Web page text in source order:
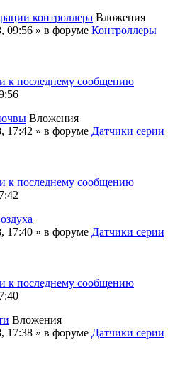
контроллера Вложения
09:56 » в форуме Контроллеры
к последнему сообщению
Вложения
17:42 » в форуме Датчики серии
к последнему сообщению
17:40 » в форуме Датчики серии
к последнему сообщению
Вложения
17:38 » в форуме Датчики серии